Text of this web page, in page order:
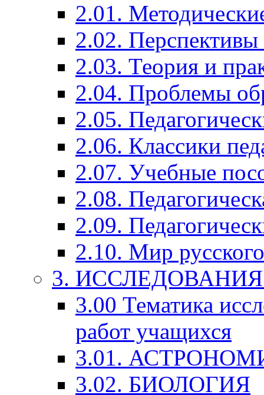
2.01.
2.02. Перспективы
2.03. Теория и
2.04. Проблемы
2.05.
2.06. Классики
2.07. Учебные
2.08.
2.09.
2.10. Мир
3.
3.00 Тематика
работ учащихся
3.01.
3.02. БИОЛОГИЯ